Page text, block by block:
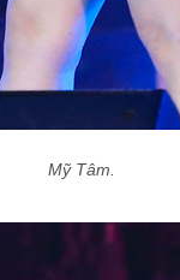
Mỹ Tâm.